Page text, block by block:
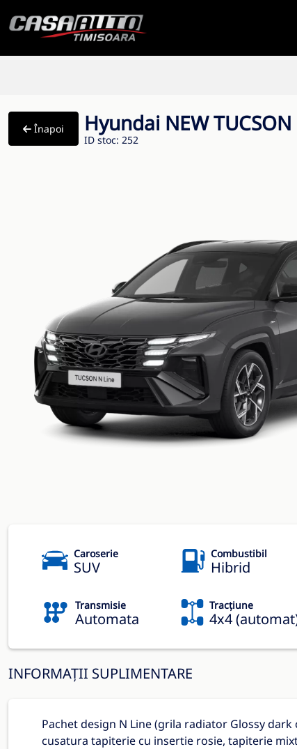
Înapoi Hyundai NEW
ID stoc: 252
Caroserie
SUV
Combustibil
Hibrid
Transmisie
Automata
Tracțiune
4x4
INFORMAȚII SUPLIMENTARE
Pachet design N Line (grila radiator Glossy
cusatura tapiterie cu insertie rosie, tapiterie